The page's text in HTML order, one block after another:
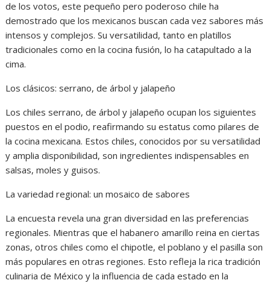
de los votos, este pequeño pero poderoso chile ha
demostrado que los mexicanos buscan cada vez sabores más
intensos y complejos. Su versatilidad, tanto en platillos
tradicionales como en la cocina fusión, lo ha catapultado a la
cima.
Los clásicos: serrano, de árbol y jalapeño
Los chiles serrano, de árbol y jalapeño ocupan los siguientes
puestos en el podio, reafirmando su estatus como pilares de
la cocina mexicana. Estos chiles, conocidos por su versatilidad
y amplia disponibilidad, son ingredientes indispensables en
salsas, moles y guisos.
La variedad regional: un mosaico de sabores
La encuesta revela una gran diversidad en las preferencias
regionales. Mientras que el habanero amarillo reina en ciertas
zonas, otros chiles como el chipotle, el poblano y el pasilla son
más populares en otras regiones. Esto refleja la rica tradición
culinaria de México y la influencia de cada estado en la